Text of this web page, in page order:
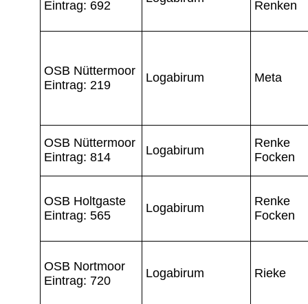
Eintrag: 692
Renken
OSB Nüttermoor
Eintrag: 219
Logabirum Meta
OSB Nüttermoor
Eintrag: 814
Logabirum
Renke
Focken
OSB Holtgaste
Eintrag: 565
Logabirum
Renke
Focken
OSB Nortmoor
Eintrag: 720
Logabirum Rieke